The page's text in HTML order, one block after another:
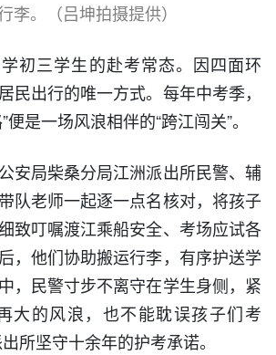
李。（吕坤拍摄提供）
初三学生的赴考常态。因四面环
民出行的唯一方式。每年中考季，
便是一场风浪相伴的“跨江闯关”。
安局柴桑分局江洲派出所民警、辅
队老师一起逐一点名核对，将孩子
致叮嘱渡江乘船安全、考场应试各
，他们协助搬运行李，有序护送学
，民警寸步不离守在学生身侧，紧
大的风浪，也不能耽误孩子们考
所坚守十余年的护考承诺。